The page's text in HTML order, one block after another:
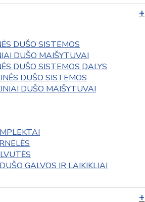
DUŠO SISTEMOS
DUŠO MAIŠYTUVAI
DUŠO SISTEMOS DALYS
DUŠO SISTEMOS
DUŠO MAIŠYTUVAI
GALVOS IR LAIKIKLIAI